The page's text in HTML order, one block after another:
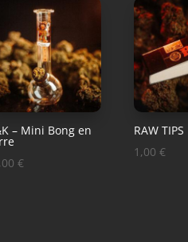
– Mini Bong en
€
RAW TIPS
1,00€